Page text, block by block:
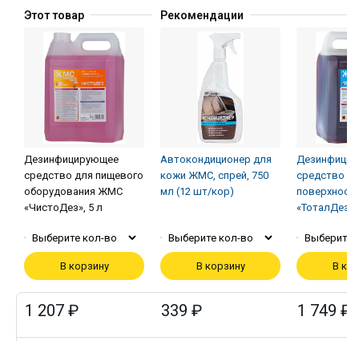
Этот товар Рекомендации
Дезинфицирующее
средство для пищевого
оборудования ЖМС
«ЧистоДез», 5 л
Выберите кол-во
В корзину
Автокондиционер для
кожи ЖМС, спрей, 750
мл (12 шт/кор)
Выберите кол-во
В корзину
средство
Выберите
В
1 207 ₽ 339 ₽ 1 749 ₽